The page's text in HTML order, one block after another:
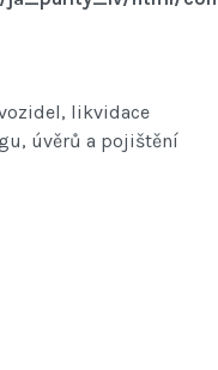
likvidace
úvěrů a pojištění